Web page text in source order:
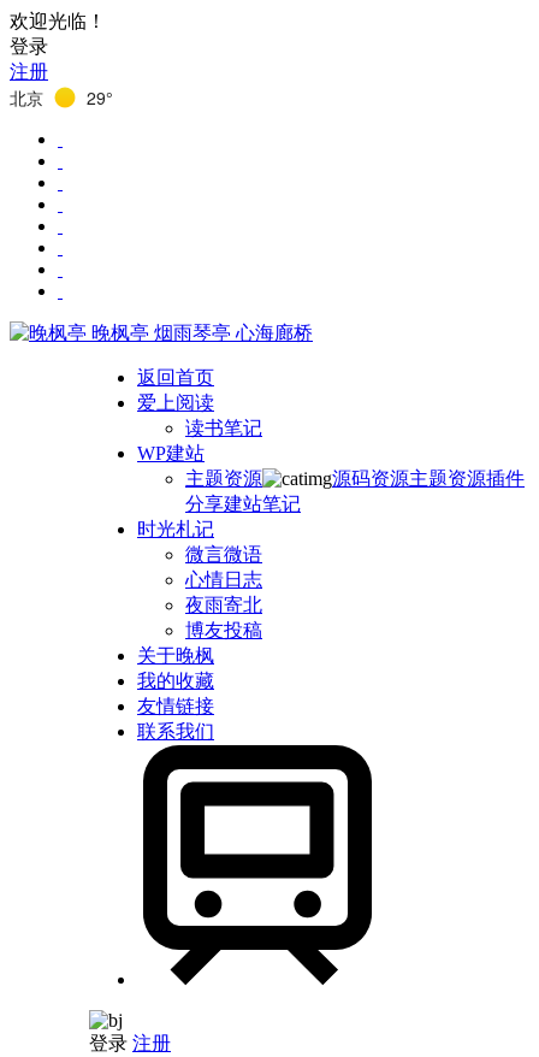
欢迎光临！
登录
注册
北京 29°
晚枫亭 烟雨琴亭 心海廊桥
返回首页
爱上阅读
读书笔记
WP建站
主题资源
源码资源主题资源插件
分享建站笔记
时光札记
微言微语
心情日志
夜雨寄北
博友投稿
关于晚枫
我的收藏
友情链接
联系我们
登录 注册